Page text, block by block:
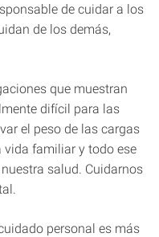
de cuidar a los
de los demás,
que muestran
difícil para las
el peso de las cargas
familiar y todo ese
salud. Cuidarnos
personal es más